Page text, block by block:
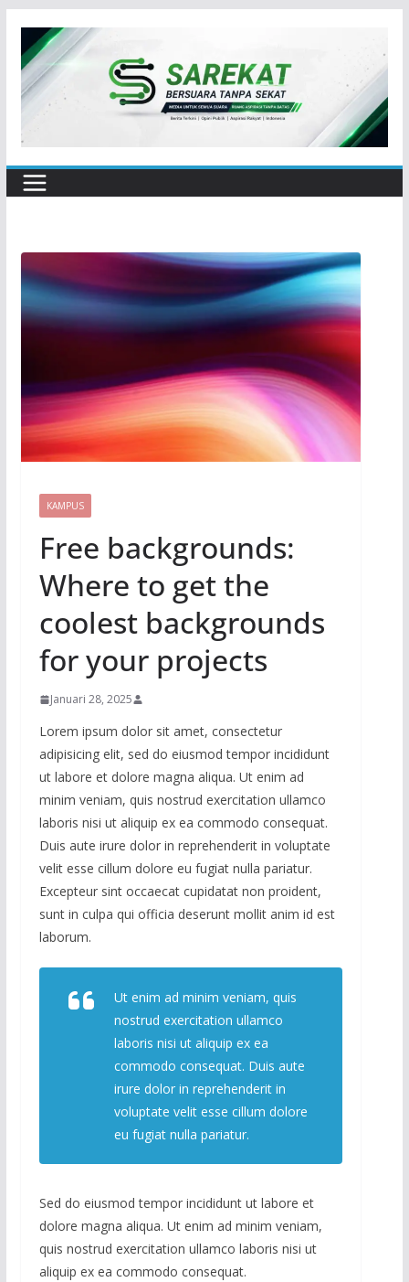
KAMPUS
Free backgrounds:
Where to get the
coolest backgrounds
for your projects
Januari 28, 2025
Lorem ipsum dolor sit amet, consectetur
adipisicing elit, sed do eiusmod tempor incididunt
ut labore et dolore magna aliqua. Ut enim ad
minim veniam, quis nostrud exercitation ullamco
laboris nisi ut aliquip ex ea commodo consequat.
Duis aute irure dolor in reprehenderit in voluptate
velit esse cillum dolore eu fugiat nulla pariatur.
Excepteur sint occaecat cupidatat non proident,
sunt in culpa qui officia deserunt mollit anim id est
laborum.
Ut enim ad minim veniam, quis
nostrud exercitation ullamco
laboris nisi ut aliquip ex ea
commodo consequat. Duis aute
irure dolor in reprehenderit in
voluptate velit esse cillum dolore
eu fugiat nulla pariatur.
Sed do eiusmod tempor incididunt ut labore et
dolore magna aliqua. Ut enim ad minim veniam,
quis nostrud exercitation ullamco laboris nisi ut
aliquip ex ea commodo consequat.